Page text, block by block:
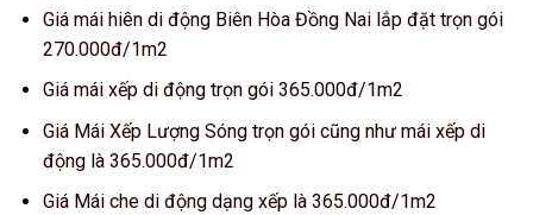
Giá mái hiên di động Biên Hòa Đồng Nai lắp đặt trọn gói
270.000đ/1m2
Giá mái xếp di động trọn gói 365.000đ/1m2
Giá Mái Xếp Lượng Sóng trọn gói cũng như mái xếp di
động là 365.000đ/1m2
Giá Mái che di động dạng xếp là 365.000đ/1m2